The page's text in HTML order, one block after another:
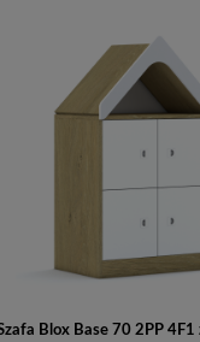
Blox Base 70 2PP 4F1